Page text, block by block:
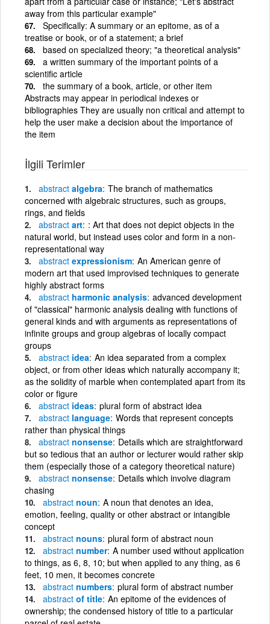
away from this particular example"
Specifically: A summary or an epitome, as of a
treatise or book, or of a statement; a brief
based on specialized theory; "a theoretical analysis"
a written summary of the important points of a
scientific article
the summary of a book, article, or other item
Abstracts may appear in periodical indexes or
bibliographies They are usually non critical and attempt to
help the user make a decision about the importance of
the item
İlgili Terimler
abstract algebra The branch of mathematics
concerned with algebraic structures, such as groups,
rings, and fields
abstract art : Art that does not depict objects in the
natural world, but instead uses color and form in a non-
representational way
abstract expressionism An American genre of
modern art that used improvised techniques to generate
highly abstract forms
abstract harmonic analysis advanced development
of "classical" harmonic analysis dealing with functions of
general kinds and with arguments as representations of
infinite groups and group algebras of locally compact
groups
abstract idea An idea separated from a complex
object, or from other ideas which naturally accompany it;
as the solidity of marble when contemplated apart from its
color or figure
abstract ideas plural form of abstract idea
abstract language Words that represent concepts
rather than physical things
abstract nonsense Details which are straightforward
but so tedious that an author or lecturer would rather skip
them (especially those of a category theoretical nature)
abstract nonsense Details which involve diagram
chasing
abstract noun A noun that denotes an idea,
emotion, feeling, quality or other abstract or intangible
concept
abstract nouns plural form of abstract noun
abstract number A number used without application
to things, as 6, 8, 10; but when applied to any thing, as 6
feet, 10 men, it becomes concrete
abstract numbers plural form of abstract number
abstract of title An epitome of the evidences of
ownership; the condensed history of title to a particular